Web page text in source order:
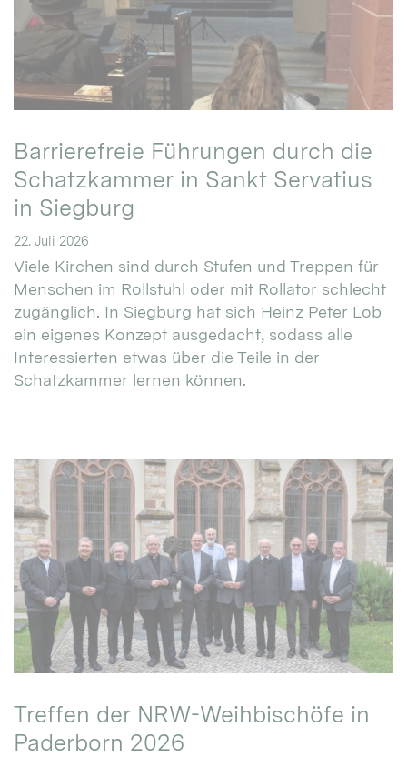
Barrierefreie Führungen durch die
Schatzkammer in Sankt Servatius
in Siegburg
22. Juli 2026
Viele Kirchen sind durch Stufen und Treppen für
Menschen im Rollstuhl oder mit Rollator schlecht
zugänglich. In Siegburg hat sich Heinz Peter Lob
ein eigenes Konzept ausgedacht, sodass alle
Interessierten etwas über die Teile in der
Schatzkammer lernen können.
Treffen der NRW-Weihbischöfe in
Paderborn 2026